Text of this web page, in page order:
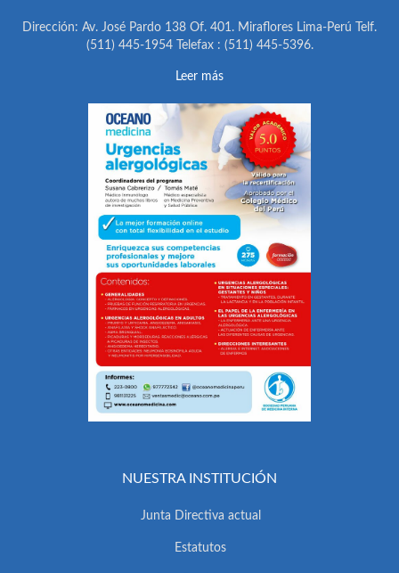
Dirección: Av. José Pardo 138 Of. 401. Miraflores Lima-Perú Telf.
(511) 445-1954 Telefax : (511) 445-5396.
Leer más
NUESTRA INSTITUCIÓN
Junta Directiva actual
Estatutos